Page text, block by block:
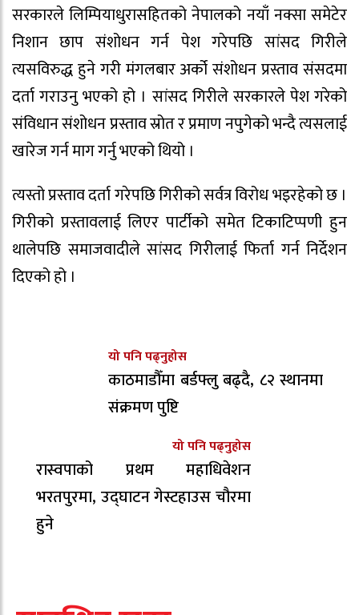
सरकारले लिम्पियाधुरासहितको नेपालको नयाँ नक्सा समेटेर
निशान छाप संशोधन गर्न पेश गरेपछि सांसद गिरीले
त्यसविरुद्ध हुने गरी मंगलबार अर्को संशोधन प्रस्ताव संसदमा
दर्ता गराउनु भएको हो । सांसद गिरीले सरकारले पेश गरेको
संविधान संशोधन प्रस्ताव स्रोत र प्रमाण नपुगेको भन्दै त्यसलाई
खारेज गर्न माग गर्नु भएको थियो ।
त्यस्तो प्रस्ताव दर्ता गरेपछि गिरीको सर्वत्र विरोध भइरहेको छ ।
गिरीको प्रस्तावलाई लिएर पार्टीको समेत टिकाटिप्पणी हुन
थालेपछि समाजवादीले सांसद गिरीलाई फिर्ता गर्न निर्देशन
दिएको हो ।
यो पनि पढ्नुहोस
काठमाडौँमा बर्डफ्लु बढ्दै, ८२ स्थानमा
संक्रमण पुष्टि
यो पनि पढ्नुहोस
रास्वपाको प्रथम महाधिवेशन
भरतपुरमा, उद्घाटन गेस्टहाउस चौरमा
हुने